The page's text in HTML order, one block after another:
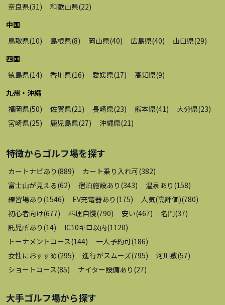
奈良県(31) 和歌山県(22)
中国
鳥取県(10) 島根県(8) 岡山県(40) 広島県(40) 山口県(29)
四国
徳島県(14) 香川県(16) 愛媛県(17) 高知県(9)
九州・沖縄
福岡県(50) 佐賀県(21) 長崎県(23) 熊本県(41) 大分県(23)
宮崎県(25) 鹿児島県(27) 沖縄県(21)
特徴からゴルフ場を探す
カートナビあり (889) カート乗り入れ可(382)
富士山が見える(62) 宿泊施設あり (343) 温泉あり (158)
練習場あり (1546) EV充電器あり (175) 人気(高評価)(780)
初心者向け(677) 料理自慢(790) 安い(467) 名門(37)
託児所あり (14) IC10キロ以内(1120)
トーナメントコース(144) 一人予約可(186)
女性におすすめ(295) 進行がスムーズ(795) 河川敷(57)
ショートコース(85) ナイター設備あり (27)
大手ゴルフ場から探す